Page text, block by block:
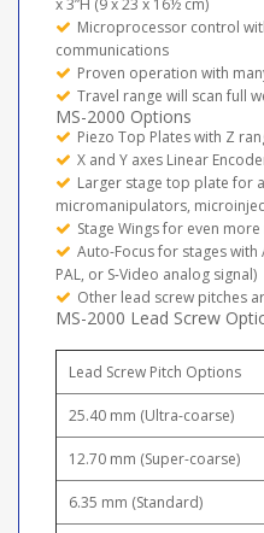
Microprocessor control
communications
Proven operation with
Travel range will scan full
MS-2000 Options
Piezo Top Plates with Z
X and Y axes Linear
Larger stage top plate for
micromanipulators,
Stage Wings for even
Auto-Focus for stages with
PAL, or S-Video analog signal)
Other lead screw pitches
MS-2000 Lead Screw
Lead Screw Pitch Options
25.40 mm (Ultra-coarse)
12.70 mm (Super-coarse)
6.35 mm (Standard)